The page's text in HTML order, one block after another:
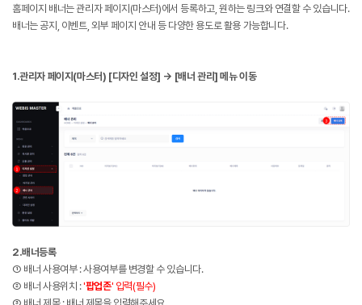
홈페이지 배너는 관리자 페이지(마스터)에서 등록하고, 원하는 링크와 연결할 수 있습니다.
배너는 공지, 이벤트, 외부 페이지 안내 등 다양한 용도로 활용 가능합니다.
1.관리자 페이지(마스터) [디자인 설정] → [배너 관리] 메뉴 이동
2.배너등록
① 배너 사용여부 : 사용여부를 변경할 수 있습니다.
② 배너 사용위치 :'팝업존' 입력(필수)